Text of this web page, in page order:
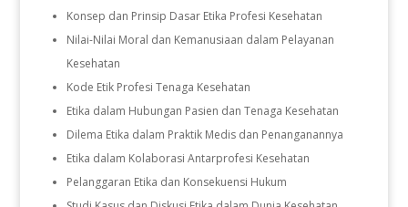
Konsep dan Prinsip Dasar Etika Profesi Kesehatan
Nilai-Nilai Moral dan Kemanusiaan dalam Pelayanan
Kesehatan
Kode Etik Profesi Tenaga Kesehatan
Etika dalam Hubungan Pasien dan Tenaga Kesehatan
Dilema Etika dalam Praktik Medis dan Penanganannya
Etika dalam Kolaborasi Antarprofesi Kesehatan
Pelanggaran Etika dan Konsekuensi Hukum